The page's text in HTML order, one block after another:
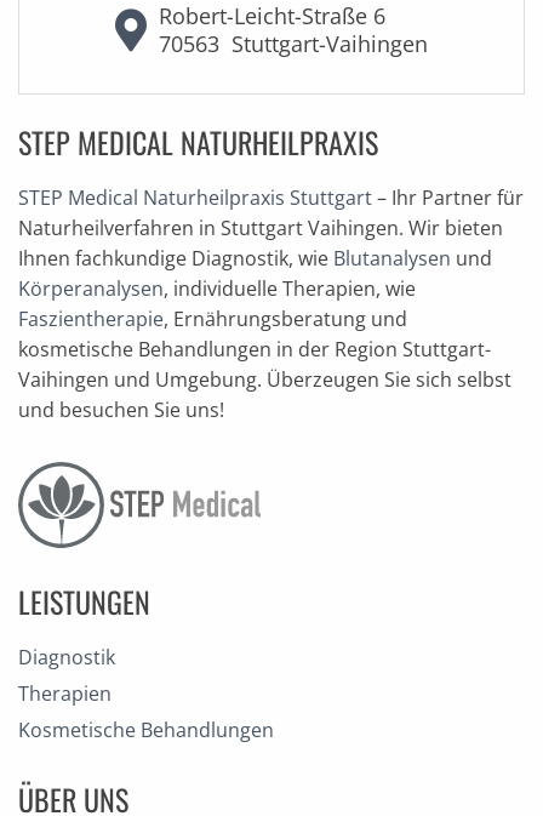
Robert-Leicht-Straße 6
70563 Stuttgart-Vaihingen
STEP MEDICAL NATURHEILPRAXIS
STEP Medical Naturheilpraxis Stuttgart– Ihr Partner für
Naturheilverfahren in Stuttgart Vaihingen. Wir bieten
Ihnen fachkundige Diagnostik, wie Blutanalysen und
Körperanalysen, individuelle Therapien, wie
Faszientherapie, Ernährungsberatung und
kosmetische Behandlungen in der Region Stuttgart-
Vaihingen und Umgebung. Überzeugen Sie sich selbst
und besuchen Sie uns!
LEISTUNGEN
Diagnostik
Therapien
Kosmetische Behandlungen
ÜBER UNS